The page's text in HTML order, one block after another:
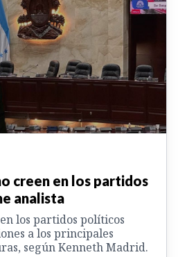
creen en los partidos
analista
los partidos políticos
a los principales
según Kenneth Madrid.